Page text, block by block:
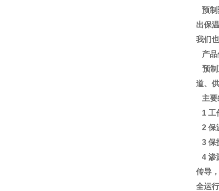
预制
出保
我们
产品
预制
道、
主要
1 工
2 保
3 保
4 渗
传导
全运